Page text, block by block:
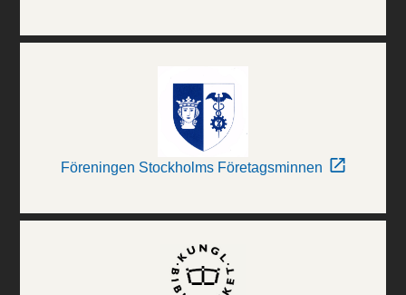
Föreningen Stockholms Företagsminnen